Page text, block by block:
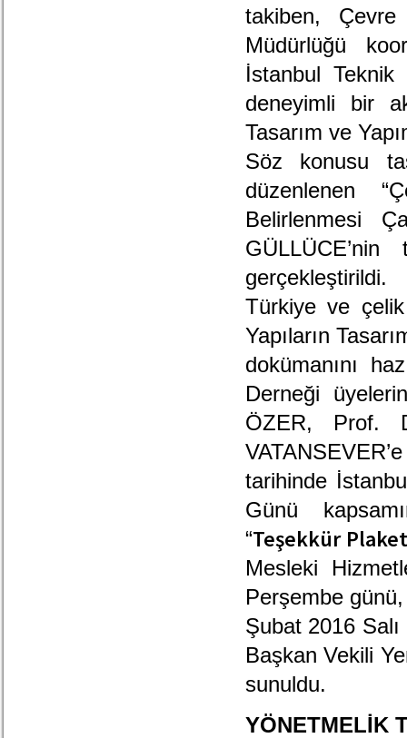
takiben,
Müdürlüğü
İstanbul Teknik
deneyimli bir
Tasarım ve
Söz konusu
düzenlenen
Belirlenmesi
gerçekleştirildi.
Türkiye ve çelik
Yapıların
dokümanını
Derneği
ÖZER, Prof.
tarihinde
Günü
“Teşekkür
Mesleki
Perşembe günü,
Şubat 2016 Salı
Başkan Vekili
sunuldu.
YÖNETMELİK